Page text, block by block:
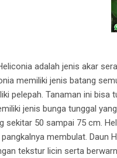
adalah jenis akar
memiliki jenis batang
pelepah. Tanaman ini bisa
jenis bunga tunggal
sekitar 50 sampai 75 cm.
membulat. Daun
tekstur licin serta